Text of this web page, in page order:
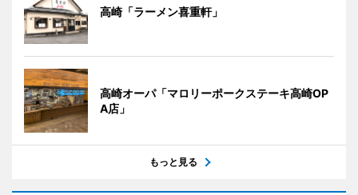
高崎「ラーメン喜重軒」
高崎オーパ「マロリーポークステーキ高崎OP
A店」
もっと見る